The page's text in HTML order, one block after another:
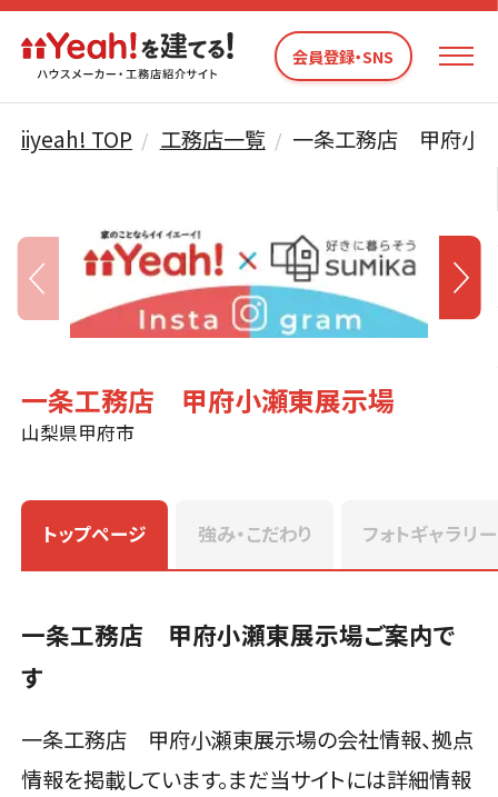
会員登録・SNS
iiyeah! TOP 工務店一覧 一条工務店 甲府小
一条工務店 甲府小瀬東展示場
山梨県甲府市
トップページ 強み・こだわり フォトギャラリー
一条工務店 甲府小瀬東展示場ご案内で
す
一条工務店 甲府小瀬東展示場の会社情報、拠点
情報を掲載しています。まだ当サイトには詳細情報